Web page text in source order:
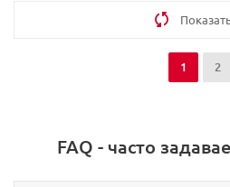
1 2
FAQ - часто